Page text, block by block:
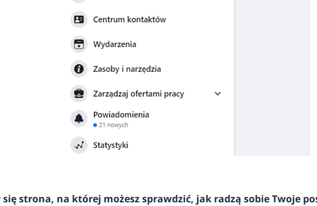
strona, na której możesz sprawdzić, jak radzą sobie Twoje